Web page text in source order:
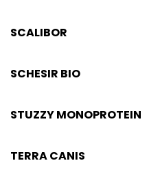
SCALIBOR
SCHESIR BIO
STUZZY MONOPROTEIN
TERRA CANIS